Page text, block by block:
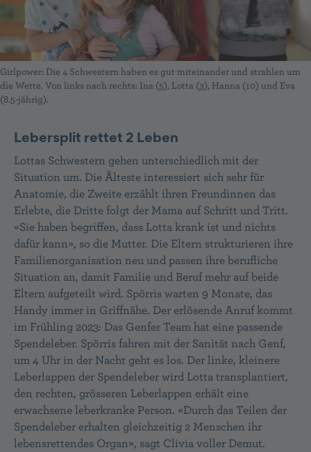
Girlpower: Die 4 Schwestern haben es gut miteinander und strahlen um
die Wette. Von links nach rechts: Ina (5), Lotta (3), Hanna (10) und Eva
(8.5-jährig).
Lebersplit rettet 2 Leben
Lottas Schwestern gehen unterschiedlich mit der
Situation um. Die Älteste interessiert sich sehr für
Anatomie, die Zweite erzählt ihren Freundinnen das
Erlebte, die Dritte folgt der Mama auf Schritt und Tritt.
«Sie haben begriffen, dass Lotta krank ist und nichts
dafür kann», so die Mutter. Die Eltern strukturieren ihre
Familienorganisation neu und passen ihre berufliche
Situation an, damit Familie und Beruf mehr auf beide
Eltern aufgeteilt wird. Spörris warten 9 Monate, das
Handy immer in Griffnähe. Der erlösende Anruf kommt
im Frühling 2023: Das Genfer Team hat eine passende
Spende­leber. Spörris fahren mit der Sanität nach Genf,
um 4 Uhr in der Nacht geht es los. Der linke, kleinere
Leberlappen der Spendeleber wird Lotta trans­plantiert,
den rechten, grösseren Leberlappen erhält eine
erwachsene leberkranke Person. «Durch das Teilen der
Spendeleber erhalten gleichzeitig 2 Menschen ihr
lebensrettendes Organ», sagt Clivia voller Demut.